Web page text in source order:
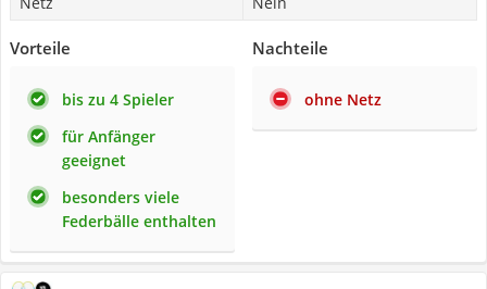
Vorteile
bis zu 4 Spieler
für Anfänger
geeignet
besonders viele
Federbälle enthalten
Nachteile
ohne Netz